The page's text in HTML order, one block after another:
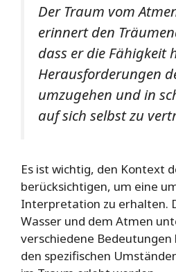
Der Traum vom
erinnert den
dass er die Fähigkeit
Herausforderungen
umzugehen und in
auf sich selbst zu
Es ist wichtig, den Kontext
berücksichtigen, um eine
Interpretation zu erhalten.
Wasser und dem Atmen
verschiedene
den spezifischen